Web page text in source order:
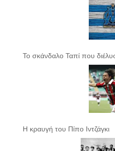
Το σκάνδαλο Ταπί που
Η κραυγή του Πίπο Ιντζάγκι